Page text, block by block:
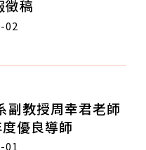
徵稿
02
教授周幸君老師
優良導師
01